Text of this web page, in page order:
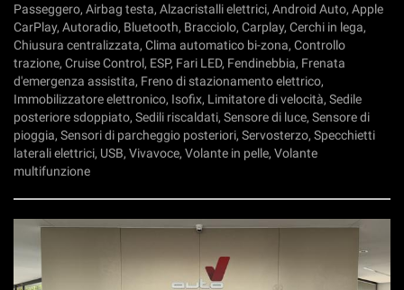
Passeggero, Airbag testa, Alzacristalli elettrici, Android Auto, Apple
CarPlay, Autoradio, Bluetooth, Bracciolo, Carplay, Cerchi in lega,
Chiusura centralizzata, Clima automatico bi-zona, Controllo
trazione, Cruise Control, ESP, Fari LED, Fendinebbia, Frenata
d'emergenza assistita, Freno di stazionamento elettrico,
Immobilizzatore elettronico, Isofix, Limitatore di velocità, Sedile
posteriore sdoppiato, Sedili riscaldati, Sensore di luce, Sensore di
pioggia, Sensori di parcheggio posteriori, Servosterzo, Specchietti
laterali elettrici, USB, Vivavoce, Volante in pelle, Volante
multifunzione